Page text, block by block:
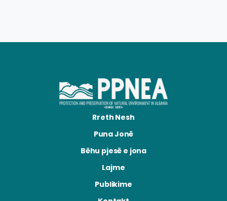
Rreth Nesh
Puna Jonë
Bëhu pjesë e jona
Lajme
Publikime